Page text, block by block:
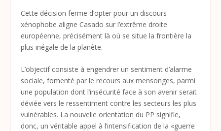
Cette décision ferme d’opter pour un discours
xénophobe aligne Casado sur l’extrême droite
européenne, précisément là où se situe la frontière la
plus inégale de la planète.
L’objectif consiste à engendrer un sentiment d’alarme
sociale, fomenté par le recours aux mensonges, parmi
une population dont l’insécurité face à son avenir serait
déviée vers le ressentiment contre les secteurs les plus
vulnérables. La nouvelle orientation du PP signifie,
donc, un véritable appel à l’intensification de la «guerre